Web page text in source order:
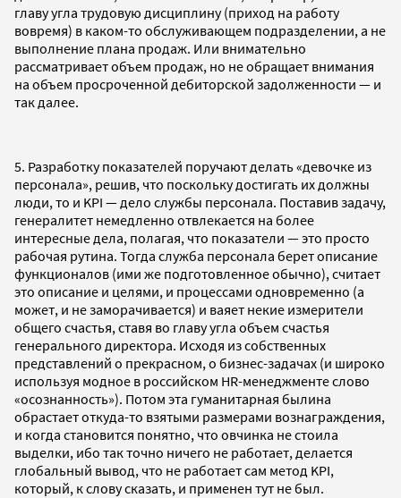
главу угла трудовую дисциплину (приход на работу
вовремя) в каком-то обслуживающем подразделении, а не
выполнение плана продаж. Или внимательно
рассматривает объем продаж, но не обращает внимания
на объем просроченной дебиторской задолженности — и
так далее.
5. Разработку показателей поручают делать «девочке из
персонала», решив, что поскольку достигать их должны
люди, то и KPI — дело службы персонала. Поставив задачу,
генералитет немедленно отвлекается на более
интересные дела, полагая, что показатели — это просто
рабочая рутина. Тогда служба персонала берет описание
функционалов (ими же подготовленное обычно), считает
это описание и целями, и процессами одновременно (а
может, и не заморачивается) и ваяет некие измерители
общего счастья, ставя во главу угла объем счастья
генерального директора. Исходя из собственных
представлений о прекрасном, о бизнес-задачах (и широко
используя модное в российском HR-менеджменте слово
«осознанность»). Потом эта гуманитарная былина
обрастает откуда-то взятыми размерами вознаграждения,
и когда становится понятно, что овчинка не стоила
выделки, ибо так точно ничего не работает, делается
глобальный вывод, что не работает сам метод KPI,
который, к слову сказать, и применен тут не был.